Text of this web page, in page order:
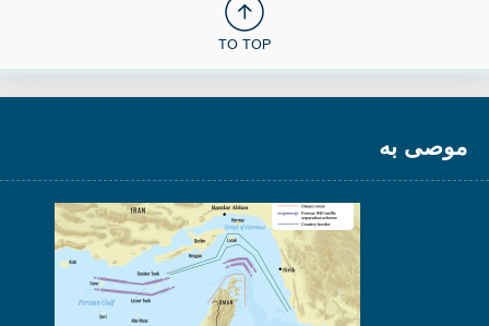
TO TOP
موصى به